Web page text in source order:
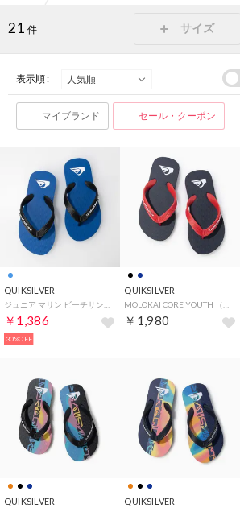
21 件 サイズ
表示順 :
マイブランド セール・クーポン
QUIKSILVER
￥1,386
30%OFF
QUIKSILVER
￥1,980
QUIKSILVER QUIKSILVER